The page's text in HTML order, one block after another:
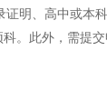
明、高中或
。此外，需提